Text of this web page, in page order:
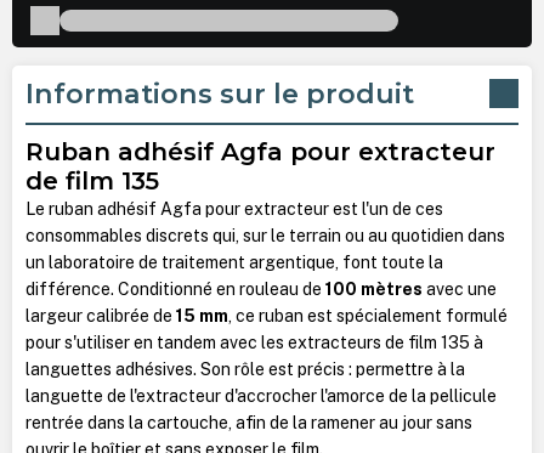
Informations sur le produit
Ruban adhésif Agfa pour extracteur
de film 135
Le ruban adhésif Agfa pour extracteur est l'un de ces
consommables discrets qui, sur le terrain ou au quotidien dans
un laboratoire de traitement argentique, font toute la
différence. Conditionné en rouleau de 100 mètres avec une
largeur calibrée de 15 mm, ce ruban est spécialement formulé
pour s'utiliser en tandem avec les extracteurs de film 135 à
languettes adhésives. Son rôle est précis : permettre à la
languette de l'extracteur d'accrocher l'amorce de la pellicule
rentrée dans la cartouche, afin de la ramener au jour sans